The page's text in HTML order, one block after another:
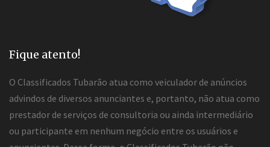
Fique atento!
O Classificados Tubarão atua como veiculador de anúncios
advindos de diversos anunciantes e, portanto, não atua como
prestador de serviços de consultoria ou ainda intermediário
ou participante em nenhum negócio entre os usuários e